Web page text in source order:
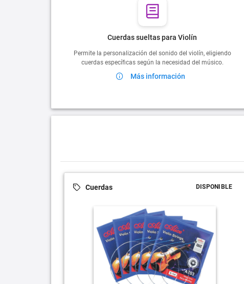
Cuerdas sueltas para Violín
Permite la personalización del sonido del violín, eligiendo
cuerdas específicas según la necesidad del músico.
Más información
Cuerdas DISPONIBLE